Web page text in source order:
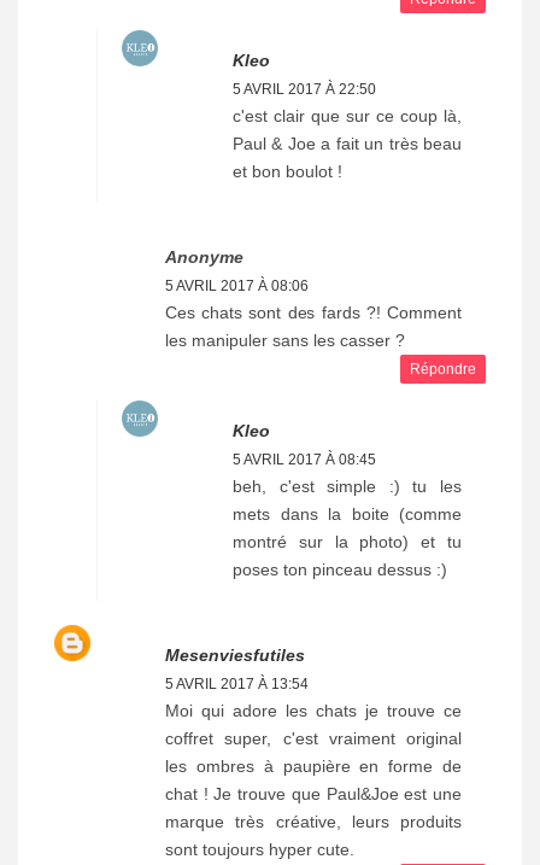
Kleo
5 AVRIL 2017 À 22:50
c'est clair que sur ce coup là,
Paul & Joe a fait un très beau
et bon boulot !
Anonyme
5 AVRIL 2017 À 08:06
Ces chats sont des fards ?! Comment
les manipuler sans les casser ?
Répondre
Kleo
5 AVRIL 2017 À 08:45
beh, c'est simple :) tu les
mets dans la boite (comme
montré sur la photo) et tu
poses ton pinceau dessus :)
Mesenviesfutiles
5 AVRIL 2017 À 13:54
Moi qui adore les chats je trouve ce
coffret super, c'est vraiment original
les ombres à paupière en forme de
chat ! Je trouve que Paul&Joe est une
marque très créative, leurs produits
sont toujours hyper cute.